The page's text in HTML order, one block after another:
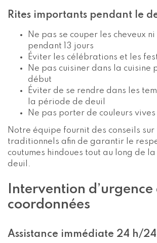
Rites importants pendant le
Ne pas se couper les cheveux
pendant 13 jours
Éviter les célébrations et les
Ne pas cuisiner dans la cuisine
début
Éviter de se rendre dans les
la période de deuil
Ne pas porter de couleurs
Notre équipe fournit des conseils sur
traditionnels afin de garantir le
coutumes hindoues tout au long de
deuil.
Intervention d’urgence
coordonnées
Assistance immédiate 24 h/